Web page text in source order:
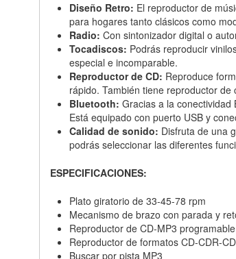
Diseño Retro: El reproductor de
para hogares tanto clásicos como
Radio: Con sintonizador digital o
Tocadiscos: Podrás reproducir
especial e incomparable.
Reproductor de CD: Reproduce
rápido. También tiene reproductor de
Bluetooth: Gracias a la
Está equipado con puerto USB y
Calidad de sonido: Disfruta de una
podrás seleccionar las diferentes
ESPECIFICACIONES:
Plato giratorio de 33-45-78 rpm
Mecanismo de brazo con parada y
Reproductor de CD-MP3 programable
Reproductor de formatos CD-CDR-
Buscar por pista MP3